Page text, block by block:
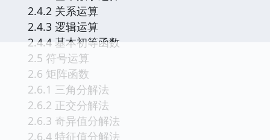
2.4.2 关系运算
2.4.3 逻辑运算
2.4.4 基本初等函数
2.5 符号运算
2.6 矩阵函数
2.6.1 三角分解法
2.6.2 正交分解法
2.6.3 奇异值分解法
2.6.4 特征值分解法